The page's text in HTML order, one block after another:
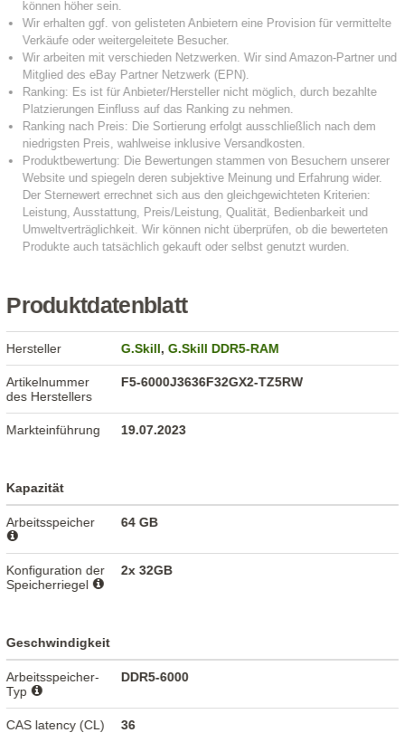
Produktdatenblatt
Hersteller G.Skill,G.Skill DDR5-RAM
Artikelnummer
des Herstellers
F5-6000J3636F32GX2-TZ5RW
Markteinführung 19.07.2023
Kapazität
Arbeitsspeicher 64 GB
Konfiguration der
Speicherriegel
2x 32GB
Geschwindigkeit
Arbeitsspeicher-
Typ
DDR5-6000
CAS latency (CL) 36